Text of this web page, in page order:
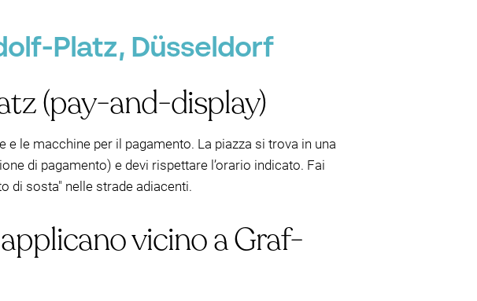
Platz, Düsseldorf
(pay-and-display)
le macchine per il pagamento. La piazza si trova in una
di pagamento) e devi rispettare l’orario indicato. Fai
di sosta" nelle strade adiacenti.
vicino a Graf-